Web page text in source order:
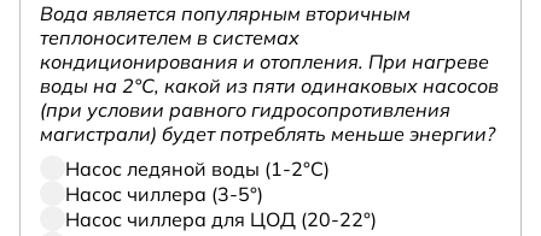
Вода является популярным вторичным
теплоносителем в системах
кондиционирования и отопления. При нагреве
воды на 2°С, какой из пяти одинаковых насосов
(при условии равного гидросопротивления
магистрали) будет потреблять меньше энергии?
Насос ледяной воды (1-2°С)
Насос чиллера (3-5°)
Насос чиллера для ЦОД (20-22°)